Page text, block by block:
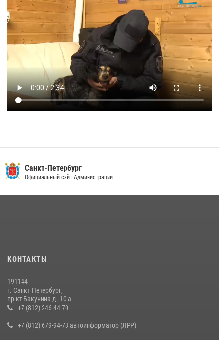
Санкт-Петербург
Официальный сайт Администрации
КОНТАКТЫ
191144
г. Санкт Петербург,
пр-кт Бакунина д. 10 а
+7 (812) 246-44-70
+7 (812) 679-94-73 автоинформатор (ЛРР)